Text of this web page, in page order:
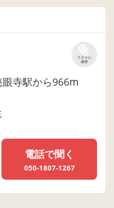
リストに
保存
寺駅から966m
電話で聞く
050-1807-1267